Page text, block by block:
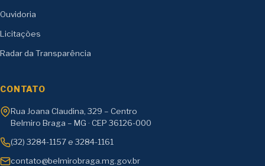
Ouvidoria
Licitações
Radar da Transparência
CONTATO
Rua Joana Claudina, 329 – Centro
Belmiro Braga – MG · CEP 36126-000
(32) 3284-1157 e 3284-1161
contato@belmirobraga.mg.gov.br